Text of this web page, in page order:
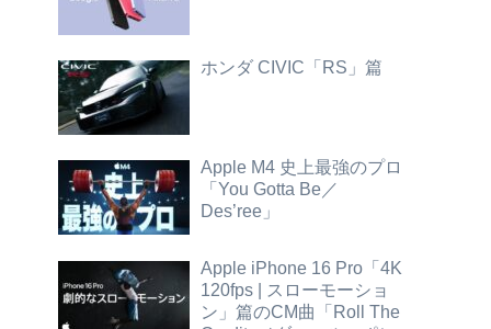
ホンダ CIVIC「RS」篇
Apple M4 史上最強のプロ
「You Gotta Be／
Des’ree」
Apple iPhone 16 Pro「4K
120fps | スローモーショ
ン」篇のCM曲「Roll The